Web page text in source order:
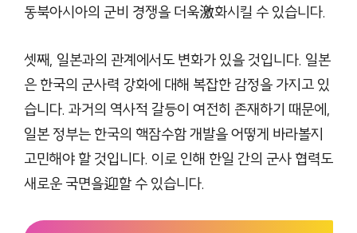
동북아시아의 군비 경쟁을 더욱激화시킬 수 있습니다.
셋째, 일본과의 관계에서도 변화가 있을 것입니다. 일본
은 한국의 군사력 강화에 대해 복잡한 감정을 가지고 있
습니다. 과거의 역사적 갈등이 여전히 존재하기 때문에,
일본 정부는 한국의 핵잠수함 개발을 어떻게 바라볼지
고민해야 할 것입니다. 이로 인해 한일 간의 군사 협력도
새로운 국면을迎할 수 있습니다.